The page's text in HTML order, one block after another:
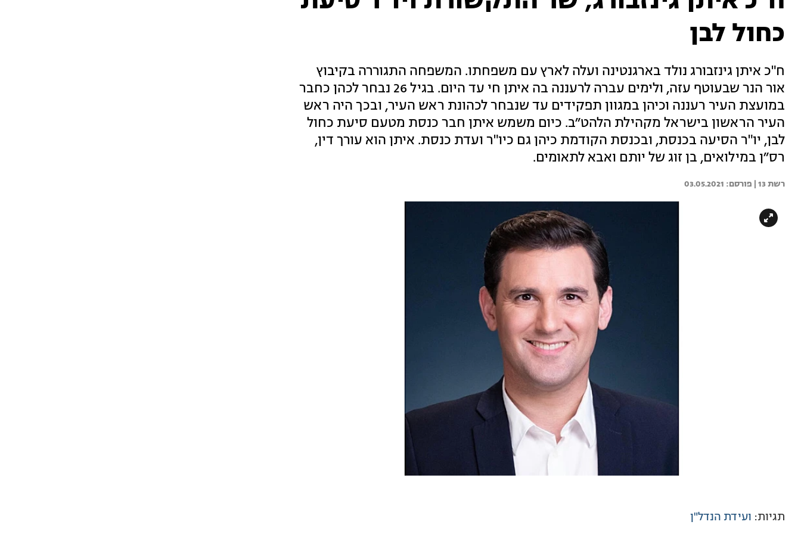
כחול לבן
ח"כ איתן גינזבורג נולד בארגנטינה ועלה לארץ עם משפחתו. המשפחה התגוררה בקיבוץ
אור הנר שבעוטף עזה, ולימים עברה לרעננה בה איתן חי עד היום. בגיל 26 נבחר לכהן כחבר
במועצת העיר רעננה וכיהן במגוון תפקידים עד שנבחר לכהונת ראש העיר, ובכך היה ראש
העיר הראשון בישראל מקהילת הלהט״ב. כיום משמש איתן חבר כנסת מטעם סיעת כחול
לבן, יו"ר הסיעה בכנסת, ובכנסת הקודמת כיהן גם כיו"ר ועדת כנסת. איתן הוא עורך דין,
רס״ן במילואים, בן זוג של יותם ואבא לתאומים.
רשת 13 | 03.05.2021
תגיות: ועידת הנדל"ן